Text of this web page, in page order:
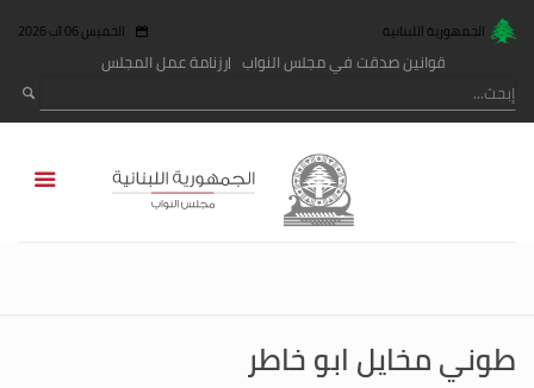
الجمهورية اللبنانية الخميس 06 آب 2026
قوانين صدقت في مجلس النواب رزنامة عمل المجلس
طوني مخايل ابو خاطر